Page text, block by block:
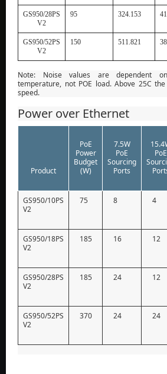
GS950/28PS
V2
95 324.153 41
GS950/52PS
V2
150 511.821 38
Note: Noise values are dependent
temperature, not POE load. Above 25C
speed.
Power over Ethernet
Product
PoE
Power
Budget
(W)
7.5W
PoE
Sourcing
Ports
PoE
GS950/10PS
V2
75 8 4
GS950/18PS
V2
185 16 12
GS950/28PS
V2
185 24 12
GS950/52PS
V2
370 24 24